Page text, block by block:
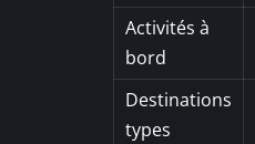
Activités à
bord
Destinations
types